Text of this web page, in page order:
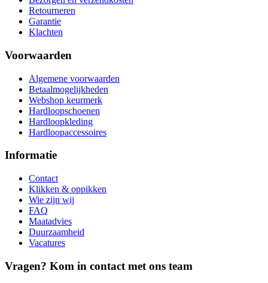
Retourneren
Garantie
Klachten
Voorwaarden
Algemene voorwaarden
Betaalmogelijkheden
Webshop keurmerk
Hardloopschoenen
Hardloopkleding
Hardloopaccessoires
Informatie
Contact
Klikken & oppikken
Wie zijn wij
FAQ
Maatadvies
Duurzaamheid
Vacatures
Vragen? Kom in contact met ons team